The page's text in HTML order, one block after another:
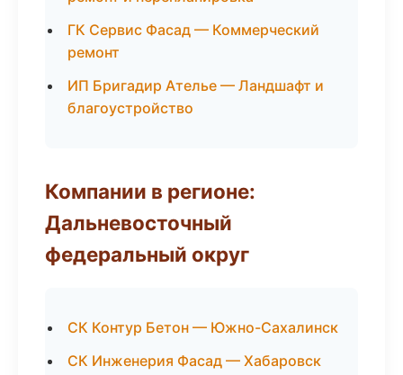
ГК Сервис Фасад — Коммерческий
ремонт
ИП Бригадир Ателье — Ландшафт и
благоустройство
Компании в регионе:
Дальневосточный
федеральный округ
СК Контур Бетон — Южно-Сахалинск
СК Инженерия Фасад — Хабаровск